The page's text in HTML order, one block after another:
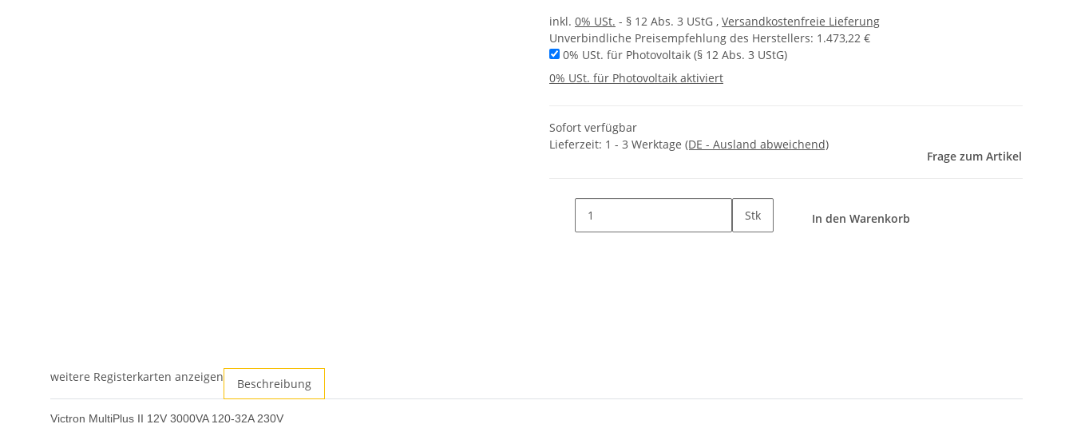
inkl. 0% USt. - § 12 Abs. 3 UStG , Versandkostenfreie Lieferung
Unverbindliche Preisempfehlung des Herstellers: 1.473,22 €
0% USt. für Photovoltaik (§ 12 Abs. 3 UStG)
0% USt. für Photovoltaik aktiviert
Sofort verfügbar
Lieferzeit: 1 - 3 Werktage (DE - Ausland abweichend)
Frage zum Artikel
Stk In den Warenkorb
weitere Registerkarten anzeigen Beschreibung
Victron MultiPlus II 12V 3000VA 120-32A 230V